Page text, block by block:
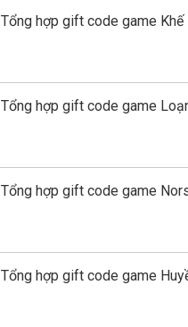
Tổng hợp gift code game
Tổng hợp gift code game
Tổng hợp gift code game
Tổng hợp gift code game